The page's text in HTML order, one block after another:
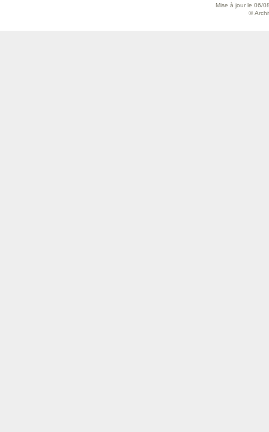
Mise à jour le 06/
©